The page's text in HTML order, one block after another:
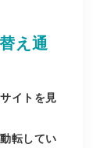
え通
イトを見
転してい